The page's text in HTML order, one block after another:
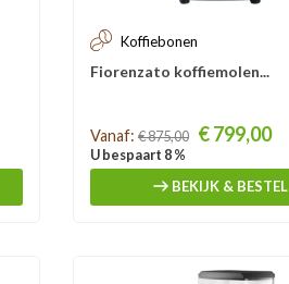
Koffiebonen
Fiorenzato koffiemolen...
Prijs
Vanaf: € 875,00 € 799,00
U bespaart 8 %
BEKIJK & BESTEL